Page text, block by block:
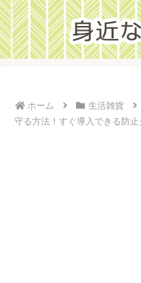
ホーム 生活雑貨
守る方法！すぐ導入できる防